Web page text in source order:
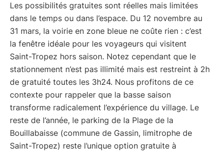
Les possibilités gratuites sont réelles mais limitées
dans le temps ou dans l’espace. Du 12 novembre au
31 mars, la voirie en zone bleue ne coûte rien : c’est
la fenêtre idéale pour les voyageurs qui visitent
Saint-Tropez hors saison. Notez cependant que le
stationnement n’est pas illimité mais est restreint à 2h
de gratuité toutes les 3h24. Nous profitons de ce
contexte pour rappeler que la basse saison
transforme radicalement l’expérience du village. Le
reste de l’année, le parking de la Plage de la
Bouillabaisse (commune de Gassin, limitrophe de
Saint-Tropez) reste l’unique option gratuite à